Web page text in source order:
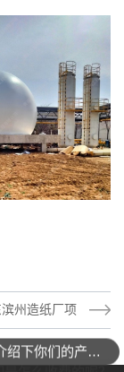
州造纸厂项
目
可以介绍下你们的产品么？
是怎么收费的呢？